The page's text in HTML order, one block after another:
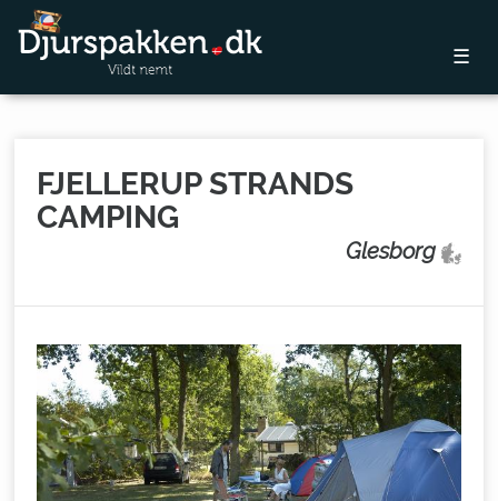
☰
FJELLERUP STRANDS
CAMPING
Glesborg